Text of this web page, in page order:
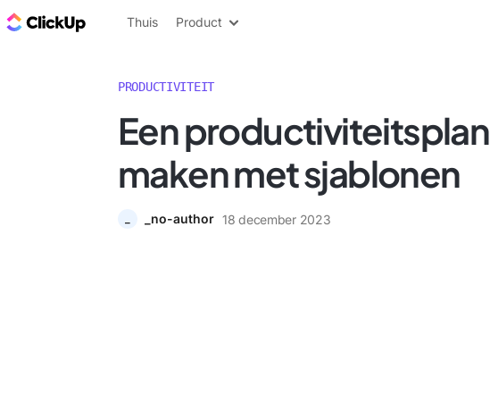
ClickUp Blog
Thuis Product
PRODUCTIVITEIT
Een productiviteitsplan
maken met sjablonen
_no-author 18 december 2023